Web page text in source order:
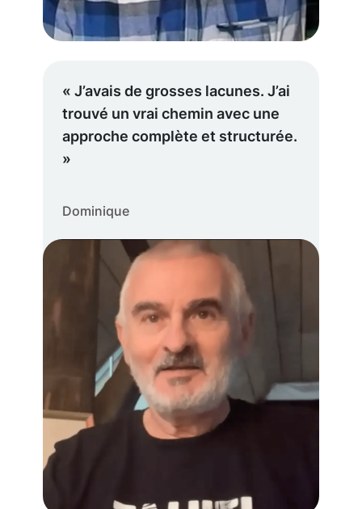
« J’avais de grosses lacunes. J’ai
trouvé un vrai chemin avec une
approche complète et structurée.
»
Dominique